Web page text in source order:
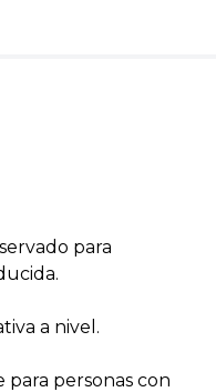
para
a nivel.
para personas con